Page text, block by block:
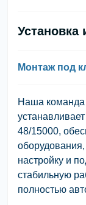
Установка
Монтаж под
Наша команда
48/15000,
настройку и
стабильную
полностью